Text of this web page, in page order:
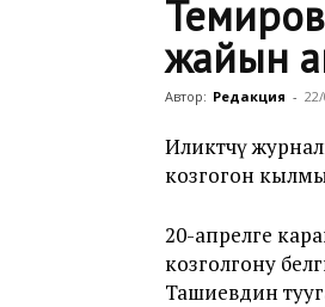
жайын
Автор: Редакция -
Иликтөөчү
козгогон
20-апрелге
козголгону
Ташиевдин